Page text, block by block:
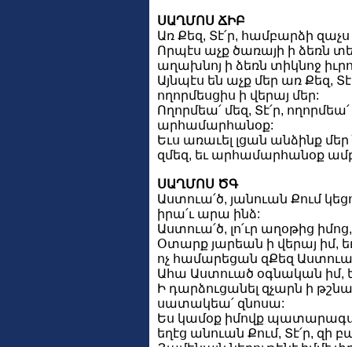
ՍԱՂՄՈՍ ՃԻԲ
Առ Քեզ, Տէ՛ր, համբարձի զաչս
Որպէս աչք ծառայի ի ձեռն
աղախնոյ ի ձեռն տիկնոջ
Այնպէս են աչք մեր առ Քեզ,
ողորմեսցիս ի վերայ մեր:
Ողորմեա՛ մեզ, Տէ՛ր,
արհամարհանօք:
Եւս առաւել լցան անձինք
զմեզ, եւ արհամարհանօք
ՍԱՂՄՈՍ ԾԳ
Աստուա՛ծ, յանուան Քում
իրա՛ւ արա ինձ:
Աստուա՛ծ, լո՛ւր աղօթից
Օտարք յարեան ի վերայ իմ,
ոչ համարեցան զՔեզ
Ահա Աստուած օգնական իմ, եւ
Ի դարձուցանել զչարն ի
սատակեա՛ զնոսա:
Ես կամօք իմովք
եղէց անուան Քում, Տէ՛ր, զի